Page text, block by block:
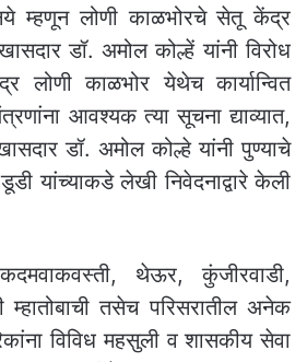
म्हणून लोणी काळभोरचे सेतू केंद्र
डॉ. अमोल कोल्हें यांनी विरोध
काळभोर येथेच कार्यान्वित
आवश्यक त्या सूचना द्याव्यात,
डॉ. अमोल कोल्हे यांनी पुण्याचे
यांच्याकडे लेखी निवेदनाद्वारे केली
थेऊर, कुंजीरवाडी,
तसेच परिसरातील अनेक
विविध महसुली व शासकीय सेवा